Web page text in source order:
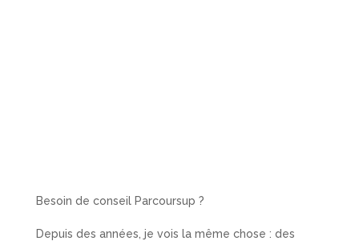
Besoin de conseil Parcoursup ?
Depuis des années, je vois la même chose : des